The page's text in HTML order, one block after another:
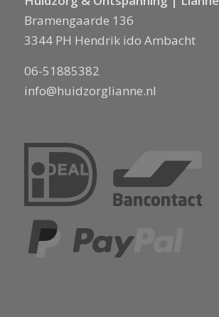
Bramengaarde 136
3344 PH Hendrik ido Ambacht
06-51885382
info@huidzorglianne.nl